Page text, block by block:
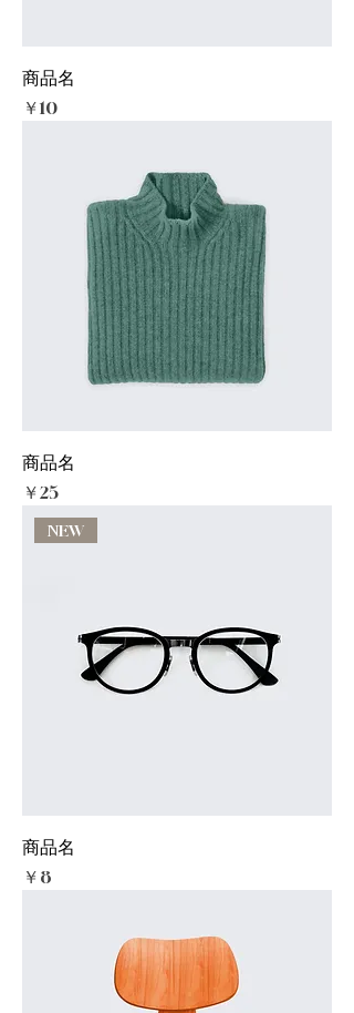
商品名
価格
￥10
商品名
価格
￥25
NEW
商品名
価格
￥8